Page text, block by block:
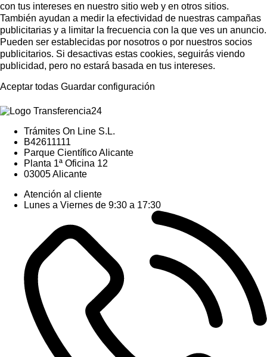
con tus intereses en nuestro sitio web y en otros sitios.
También ayudan a medir la efectividad de nuestras campañas
publicitarias y a limitar la frecuencia con la que ves un anuncio.
Pueden ser establecidas por nosotros o por nuestros socios
publicitarios. Si desactivas estas cookies, seguirás viendo
publicidad, pero no estará basada en tus intereses.
Aceptar todas Guardar configuración
Trámites On Line S.L.
B42611111
Parque Científico Alicante
Planta 1ª Oficina 12
03005 Alicante
Atención al cliente
Lunes a Viernes de 9:30 a 17:30